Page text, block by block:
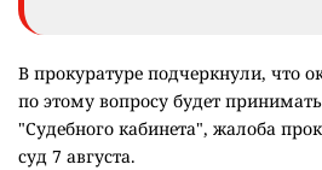
В прокуратуре подчеркнули, что
по этому вопросу будет
"Судебного кабинета", жалоба
суд 7 августа.